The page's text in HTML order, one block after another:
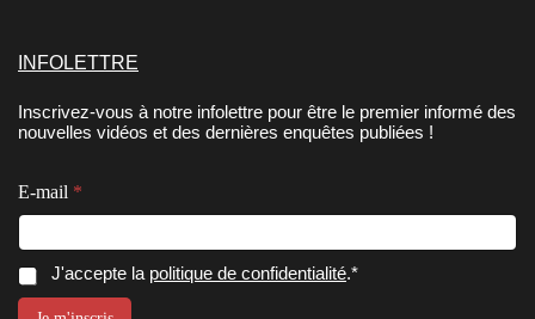
INFOLETTRE
Inscrivez-vous à notre infolettre pour être le premier informé des
nouvelles vidéos et des dernières enquêtes publiées !
E
-
a
i
l
C
E-mail *
C
o
J'accepte la politique de confidentialité.*